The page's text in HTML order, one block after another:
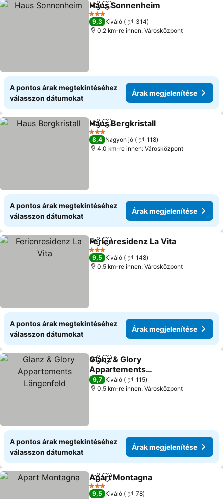
Megosztás
Hozzáadás a kedvencekhez
Haus Sonnenheim
3 Kategória
9,3 Kiváló
314
0.2 km-re innen: Városközpont
A pontos árak megtekintéséhez
válasszon dátumokat
Árak megjelenítése
Megosztás
Hozzáadás a kedvencekhez
Haus Bergkristall
3 Kategória
8,4 Nagyon jó
118
4.0 km-re innen: Városközpont
A pontos árak megtekintéséhez
válasszon dátumokat
Árak megjelenítése
Megosztás
Hozzáadás a kedvencekhez
Ferienresidenz La Vita
3 Kategória
9,5 Kiváló
148
0.5 km-re innen: Városközpont
A pontos árak megtekintéséhez
válasszon dátumokat
Árak megjelenítése
Megosztás
Hozzáadás a kedvencekhez
Glanz & Glory
Appartements
Längenfeld
Árak megjelenítése
9,7 Kiváló
115
0.5 km-re innen: Városközpont
A pontos árak megtekintéséhez
válasszon dátumokat
Árak megjelenítése
Megosztás
Hozzáadás a kedvencekhez
Apart Montagna
3 Kategória
9,5 Kiváló
78